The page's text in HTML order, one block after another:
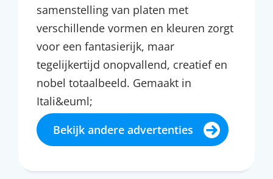
samenstelling van platen met
verschillende vormen en kleuren zorgt
voor een fantasierijk, maar
tegelijkertijd onopvallend, creatief en
nobel totaalbeeld. Gemaakt in
Itali&euml;
Bekijk andere advertenties